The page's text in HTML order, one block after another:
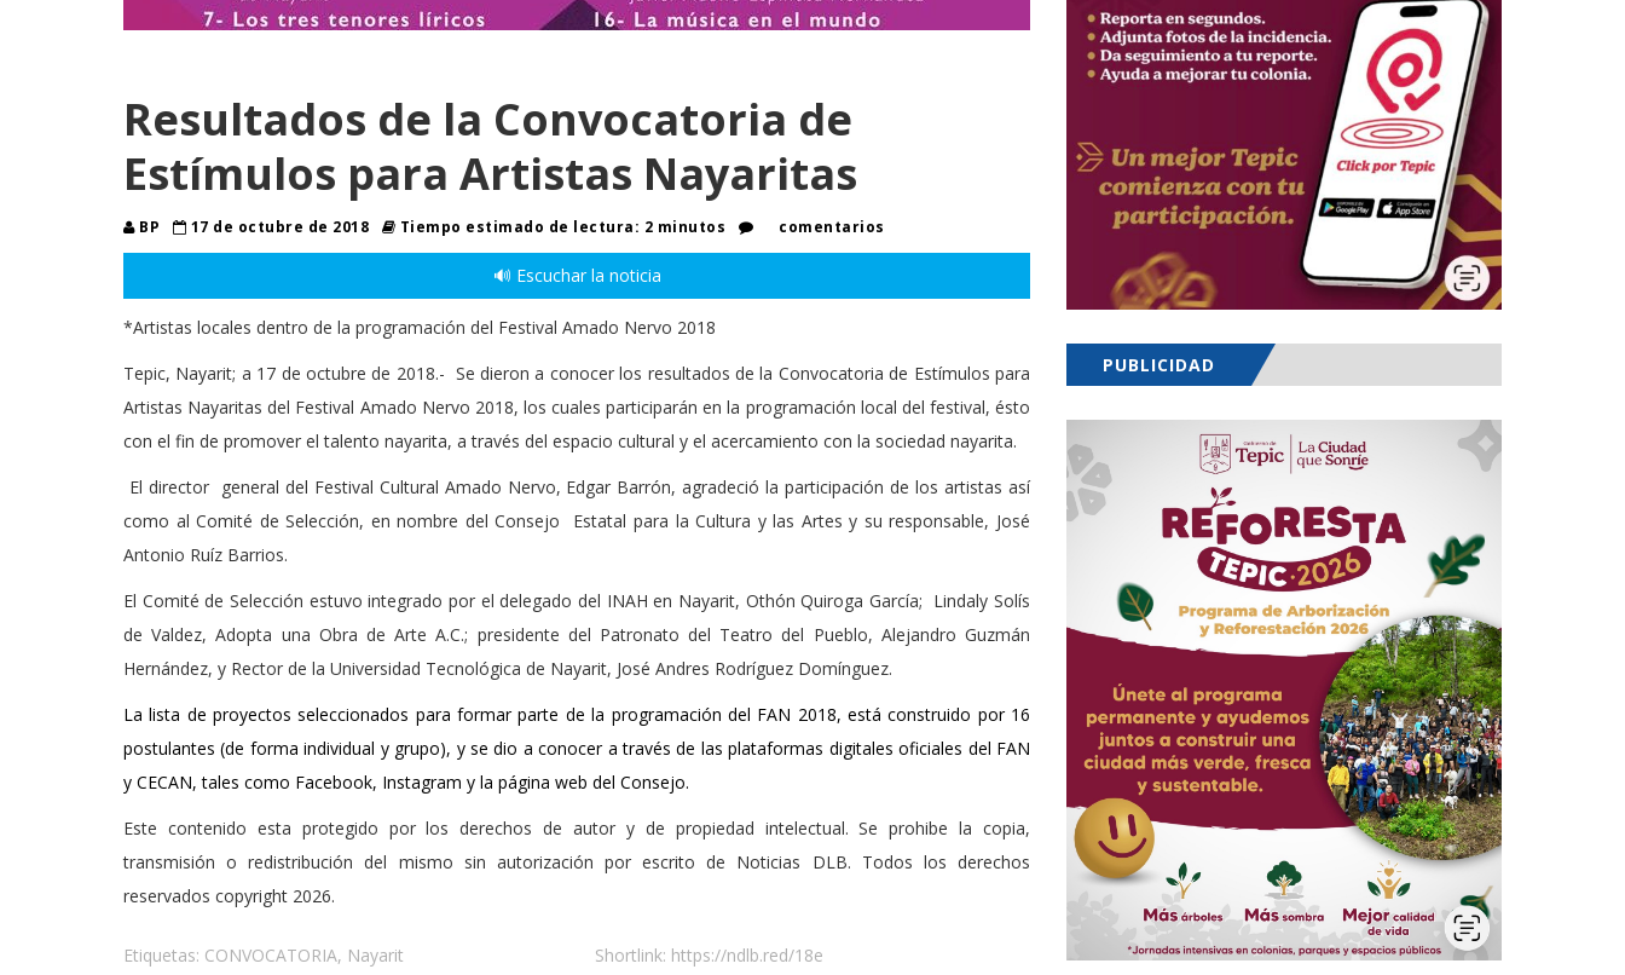
Resultados de la Convocatoria de
Estímulos para Artistas Nayaritas
BP 17 de octubre de 2018 Tiempo estimado de lectura: 2 minutos comentarios
🔊 Escuchar la noticia
*Artistas locales dentro de la programación del Festival Amado Nervo 2018
Tepic, Nayarit; a 17 de octubre de 2018.- Se dieron a conocer los resultados de la Convocatoria de Estímulos para
Artistas Nayaritas del Festival Amado Nervo 2018, los cuales participarán en la programación local del festival, ésto
con el fin de promover el talento nayarita, a través del espacio cultural y el acercamiento con la sociedad nayarita.
El director general del Festival Cultural Amado Nervo, Edgar Barrón, agradeció la participación de los artistas así
como al Comité de Selección, en nombre del Consejo Estatal para la Cultura y las Artes y su responsable, José
Antonio Ruíz Barrios.
El Comité de Selección estuvo integrado por el delegado del INAH en Nayarit, Othón Quiroga García; Lindaly Solís
de Valdez, Adopta una Obra de Arte A.C.; presidente del Patronato del Teatro del Pueblo, Alejandro Guzmán
Hernández, y Rector de la Universidad Tecnológica de Nayarit, José Andres Rodríguez Domínguez.
La lista de proyectos seleccionados para formar parte de la programación del FAN 2018, está construido por 16
postulantes (de forma individual y grupo), y se dio a conocer a través de las plataformas digitales oficiales del FAN
y CECAN, tales como Facebook, Instagram y la página web del Consejo.
Este contenido esta protegido por los derechos de autor y de propiedad intelectual. Se prohibe la copia,
transmisión o redistribución del mismo sin autorización por escrito de Noticias DLB. Todos los derechos
reservados copyright 2026.
Etiquetas: CONVOCATORIA, Nayarit Shortlink: https://ndlb.red/18e
PUBLICIDAD